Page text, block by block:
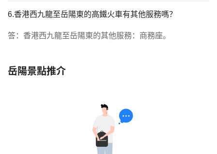
6.香港西九龍至岳陽東的高鐵火車有其他服務嗎？
答：香港西九龍至岳陽東的其他服務：商務座。
岳陽景點推介